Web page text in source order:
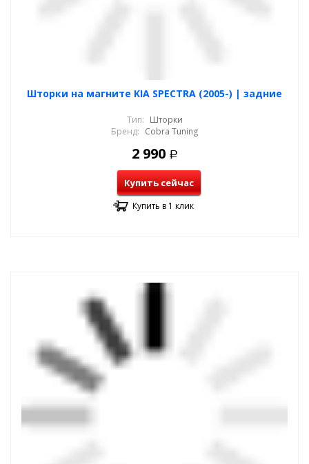
Шторки на магните KIA SPECTRA (2005-) | задние
Тип: Шторки
Бренд: Cobra Tuning
2 990 Р
Купить сейчас
Купить в 1 клик